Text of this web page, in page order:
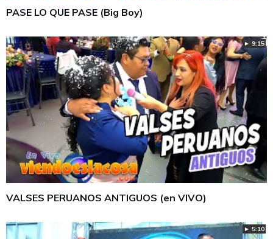
PASE LO QUE PASE (Big Boy)
► 9:15
VALSES PERUANOS ANTIGUOS (en VIVO)
► 5:10